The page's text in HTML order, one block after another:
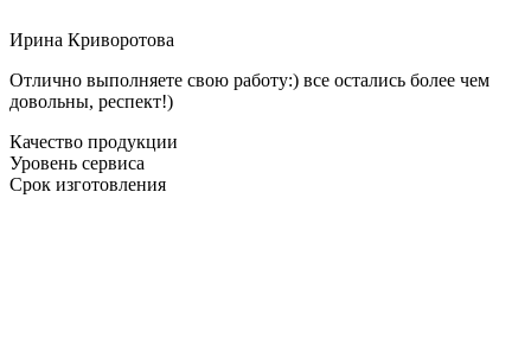
Ирина Криворотова
Отлично выполняете свою работу:) все остались более чем
довольны, респект!)
Качество продукции
Уровень сервиса
Срок изготовления